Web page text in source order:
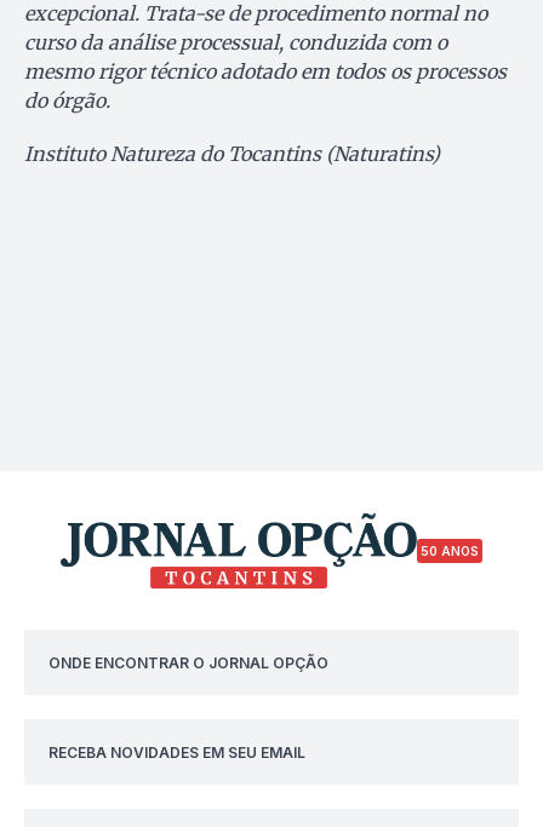
excepcional. Trata-se de procedimento normal no
curso da análise processual, conduzida com o
mesmo rigor técnico adotado em todos os processos
do órgão.
Instituto Natureza do Tocantins (Naturatins)
50 ANOS
ONDE ENCONTRAR O JORNAL OPÇÃO
RECEBA NOVIDADES EM SEU EMAIL